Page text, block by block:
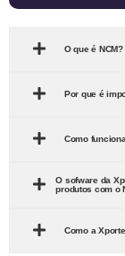
O que é NCM?
Por que é
Como
O sofware da
produtos com o
Como a